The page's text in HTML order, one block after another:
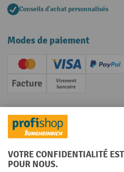
Conseils d'achat personnalisés
Modes de paiement
Creditcard (Master)Creditcard (Visa)
PayPal
Facture Paiement anticipé
Réseaux sociaux
Facebook
YouTube
LinkedInInstagram